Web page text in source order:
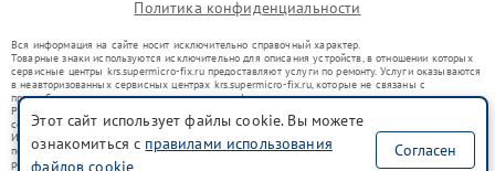
Политика конфиденциальности
Вся информация на сайте носит исключительно справочный характер.
Товарные знаки используются исключительно для описания устройств, в отношении которых
сервисные центры krs.supermicro-fix.ru предоставляют услуги по ремонту. Услуги оказываются
в неавторизованных сервисных центрах krs.supermicro-fix.ru, которые не связаны с
правообладателями товарных знаков или их официальными представителями.
Ремонт осуществляется для устройств, уже введенных в гражданский оборот в соответствии
со статьей 1487 ГК РФ.
Использование товарных знаков не преследует цели индивидуализации услуг или введения
потребителей в заблуждение, а служит для информирования о предоставляемых услугах по
ремонту техники указанных брендов.
Этот сайт использует файлы cookie. Вы можете
ознакомиться с правилами использования
файлов cookie
Согласен